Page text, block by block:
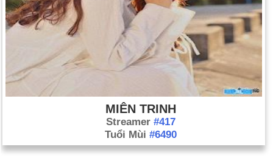
MIÊN TRINH
Streamer #417
Tuổi Mùi #6490